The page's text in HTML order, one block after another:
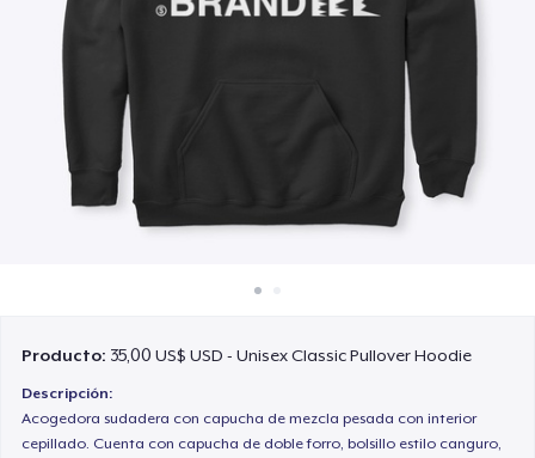
Venda lo que sea
Producto: 35,00 US$ USD - Unisex Classic Pullover Hoodie
Descripción:
Acogedora sudadera con capucha de mezcla pesada con interior
cepillado. Cuenta con capucha de doble forro, bolsillo estilo canguro,